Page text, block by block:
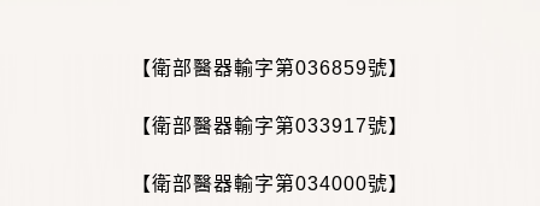
【衛部醫器輸字第036859號】
【衛部醫器輸字第033917號】
【衛部醫器輸字第034000號】